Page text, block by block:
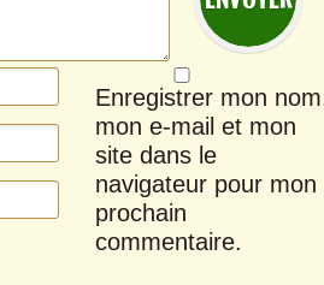
Enregistrer mon
mon e-mail et mon
site dans le
navigateur pour mon
prochain
commentaire.